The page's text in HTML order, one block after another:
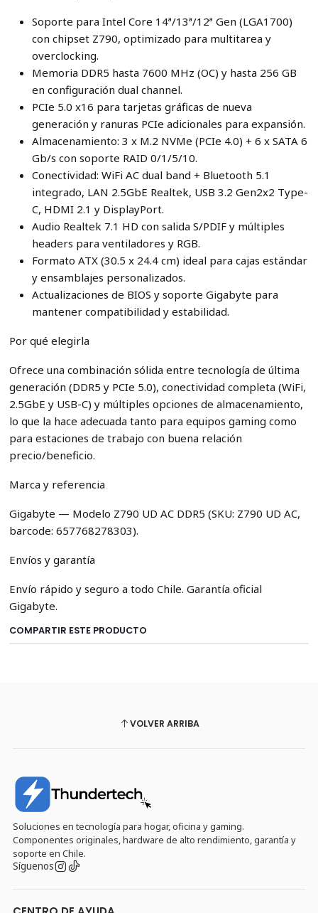
Soporte para Intel Core 14ª/13ª/12ª Gen (LGA1700)
con chipset Z790, optimizado para multitarea y
overclocking.
Memoria DDR5 hasta 7600 MHz (OC) y hasta 256 GB
en configuración dual channel.
PCIe 5.0 x16 para tarjetas gráficas de nueva
generación y ranuras PCIe adicionales para expansión.
Almacenamiento: 3 x M.2 NVMe (PCIe 4.0) + 6 x SATA 6
Gb/s con soporte RAID 0/1/5/10.
Conectividad: WiFi AC dual band + Bluetooth 5.1
integrado, LAN 2.5GbE Realtek, USB 3.2 Gen2x2 Type-
C, HDMI 2.1 y DisplayPort.
Audio Realtek 7.1 HD con salida S/PDIF y múltiples
headers para ventiladores y RGB.
Formato ATX (30.5 x 24.4 cm) ideal para cajas estándar
y ensamblajes personalizados.
Actualizaciones de BIOS y soporte Gigabyte para
mantener compatibilidad y estabilidad.
Por qué elegirla
Ofrece una combinación sólida entre tecnología de última
generación (DDR5 y PCIe 5.0), conectividad completa (WiFi,
2.5GbE y USB-C) y múltiples opciones de almacenamiento,
lo que la hace adecuada tanto para equipos gaming como
para estaciones de trabajo con buena relación
precio/beneficio.
Marca y referencia
Gigabyte — Modelo Z790 UD AC DDR5 (SKU: Z790 UD AC,
barcode: 657768278303).
Envíos y garantía
Envío rápido y seguro a todo Chile. Garantía oficial
Gigabyte.
COMPARTIR ESTE PRODUCTO
VOLVER ARRIBA
Soluciones en tecnología para hogar, oficina y gaming.
Componentes originales, hardware de alto rendimiento, garantía y
soporte en Chile.
Síguenos